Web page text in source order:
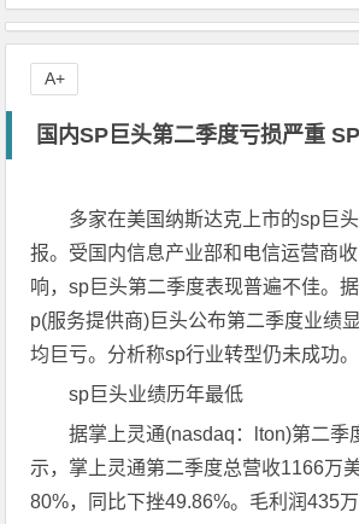
国内SP巨头第二季度亏损严重
多家在美国纳斯达克上市的sp巨
报。受国内信息产业部和电信运营商
响，sp巨头第二季度表现普遍不佳。
p(服务提供商)巨头公布第二季度业绩
均巨亏。分析称sp行业转型仍未成功。
sp巨头业绩历年最低
据掌上灵通(nasdaq：lton)第二季
示，掌上灵通第二季度总营收1166万
80%，同比下挫49.86%。毛利润435
A+